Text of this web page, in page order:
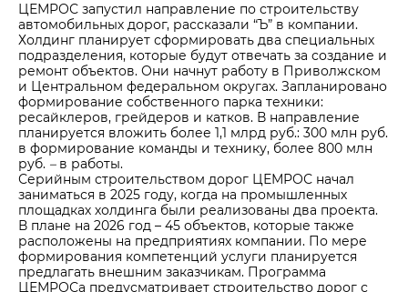
ЦЕМРОС запустил направление по строительству
автомобильных дорог, рассказали “Ъ” в компании.
Холдинг планирует сформировать два специальных
подразделения, которые будут отвечать за создание и
ремонт объектов. Они начнут работу в Приволжском
и Центральном федеральном округах. Запланировано
формирование собственного парка техники:
ресайклеров, грейдеров и катков. В направление
планируется вложить более 1,1 млрд руб.: 300 млн руб.
в формирование команды и технику, более 800 млн
руб. –в работы.
Серийным строительством дорог ЦЕМРОС начал
заниматься в 2025 году, когда на промышленных
площадках холдинга были реализованы два проекта.
В плане на 2026 год – 45 объектов, которые также
расположены на предприятиях компании. По мере
формирования компетенций услуги планируется
предлагать внешним заказчикам. Программа
ЦЕМРОСа предусматривает строительство дорог с